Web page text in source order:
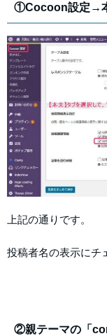
①Cocoon設定→
上記の通りです。
投稿者名の表示にチ
②親テーマの「